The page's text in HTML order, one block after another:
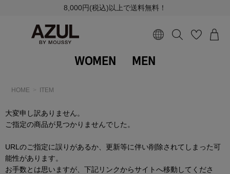
8,000円(税込)以上で送料無料！
WOMEN MEN
HOME ITEM
大変申し訳ありません。
ご指定の商品が見つかりませんでした。
URLのご指定に誤りがあるか、更新等に伴い削除されてしまった可
能性があります。
お手数とは思いますが、下記リンクからサイトへ移動してくださ